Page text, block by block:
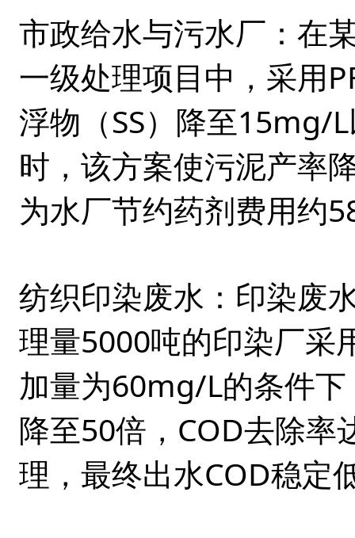
市政给水与污水厂 ：在
一级处理项目中，采用
浮物（SS）降至15mg/
时，该方案使污泥产率
为水厂节约药剂费用约
纺织印染废水 ：印染废
理量5000吨的印染厂采
加量为60mg/L的条件
降至50倍，COD去除率
理，最终出水COD稳定